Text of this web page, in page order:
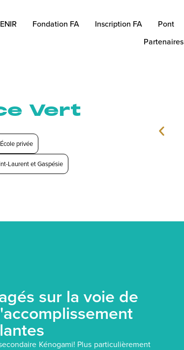
Fondation FA Inscription FA Pont
Partenaires
Vert
École privée
Laurent et Gaspésie
sur la voie de
Kénogami! Plus particulièrement